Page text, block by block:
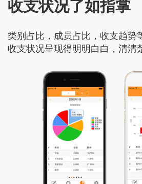
收支状况了如指掌
类别占比，成员占比，收支趋势
收支状况呈现得明明白白，清清